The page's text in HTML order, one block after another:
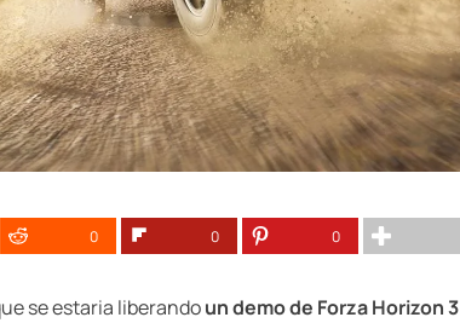
0 0 0
se estaria liberandoun demo de Forza Horizon 3